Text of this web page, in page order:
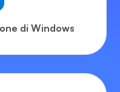
di Windows